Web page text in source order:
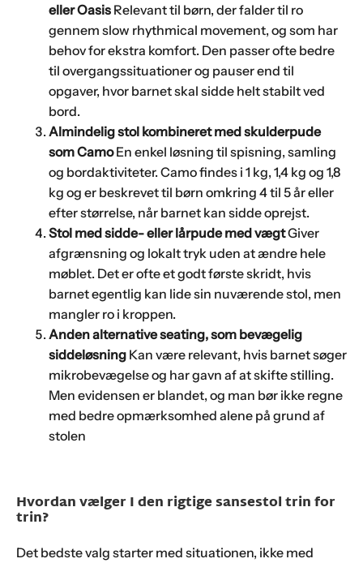
eller OasisRelevant til børn, der falder til ro
gennem slow rhythmical movement, og som har
behov for ekstra komfort. Den passer ofte bedre
til overgangssituationer og pauser end til
opgaver, hvor barnet skal sidde helt stabilt ved
bord.
Almindelig stol kombineret med skulderpude
som CamoEn enkel løsning til spisning, samling
og bordaktiviteter. Camo findes i 1 kg, 1,4 kg og 1,8
kg og er beskrevet til børn omkring 4 til 5 år eller
efter størrelse, når barnet kan sidde oprejst.
Stol med sidde- eller lårpude med vægtGiver
afgrænsning og lokalt tryk uden at ændre hele
møblet. Det er ofte et godt første skridt, hvis
barnet egentlig kan lide sin nuværende stol, men
mangler ro i kroppen.
Anden alternative seating, som bevægelig
siddeløsningKan være relevant, hvis barnet søger
mikrobevægelse og har gavn af at skifte stilling.
Men evidensen er blandet, og man bør ikke regne
med bedre opmærksomhed alene på grund af
stolen
Hvordan vælger I den rigtige sansestol trin for
trin?
Det bedste valg starter med situationen, ikke med